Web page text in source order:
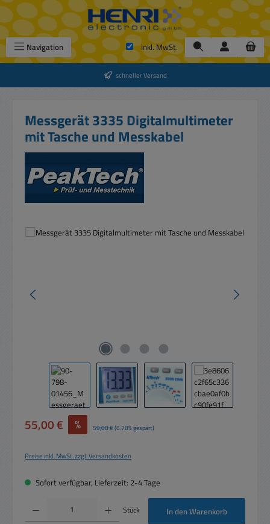
Zum Hauptinhalt springen
Navigation inkl. MwSt.
schneller Versand
Messgerät 3335 Digitalmultimeter
mit Tasche und Messkabel
Bildergalerie überspringen
Verkaufspreis:
55,00 € % Regulärer Preis:
59,00 €(6.78% gespart)
Preise inkl. MwSt. zzgl. Versandkosten
Sofort verfügbar, Lieferzeit: 2-4 Tage
Produkt Anzahl: Gib den gewünschten Wert ein oder benutze die Schaltflächen um
Stück In den Warenkorb